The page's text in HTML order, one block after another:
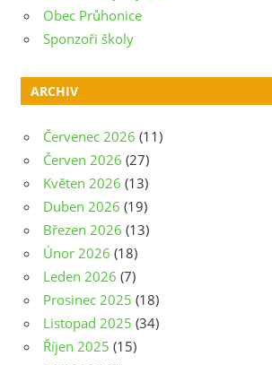
Obec Průhonice
Sponzoři školy
ARCHIV
Červenec 2026 (11)
Červen 2026 (27)
Květen 2026 (13)
Duben 2026 (19)
Březen 2026 (13)
Únor 2026 (18)
Leden 2026 (7)
Prosinec 2025 (18)
Listopad 2025 (34)
Říjen 2025 (15)